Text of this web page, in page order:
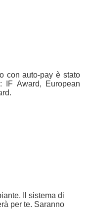
con auto-pay è stato
IF Award, European
Il sistema di
per te. Saranno